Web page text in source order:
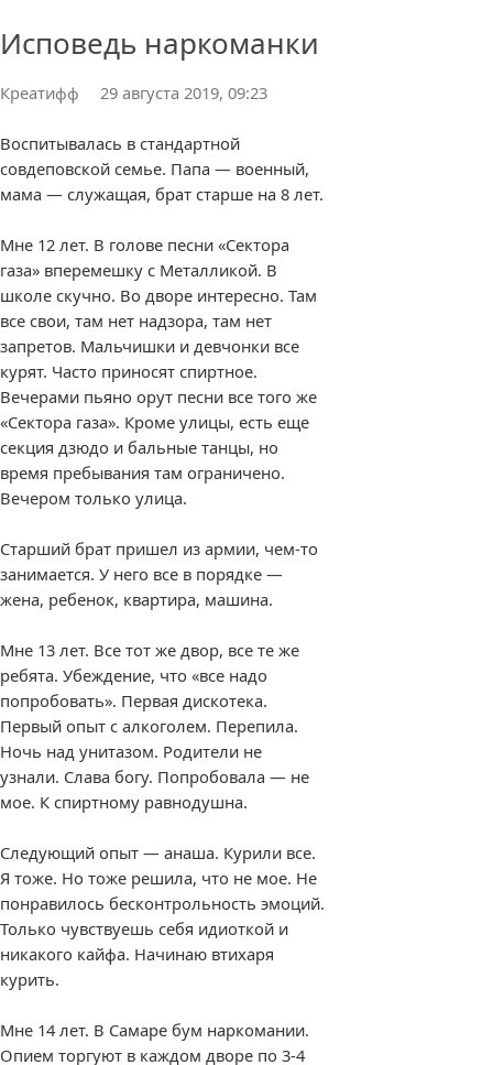
Исповедь наркоманки
Креатифф 29 августа 2019, 09:23
Воспитывалась в стандартной
совдеповской семье. Папа — военный,
мама — служащая, брат старше на 8 лет.
Мне 12 лет. В голове песни «Сектора
газа» вперемешку с Металликой. В
школе скучно. Во дворе интересно. Там
все свои, там нет надзора, там нет
запретов. Мальчишки и девчонки все
курят. Часто приносят спиртное.
Вечерами пьяно орут песни все того же
«Сектора газа». Кроме улицы, есть еще
секция дзюдо и бальные танцы, но
время пребывания там ограничено.
Вечером только улица.
Старший брат пришел из армии, чем-то
занимается. У него все в порядке —
жена, ребенок, квартира, машина.
Мне 13 лет. Все тот же двор, все те же
ребята. Убеждение, что «все надо
попробовать». Первая дискотека.
Первый опыт с алкоголем. Перепила.
Ночь над унитазом. Родители не
узнали. Слава богу. Попробовала — не
мое. К спиртному равнодушна.
Следующий опыт — анаша. Курили все.
Я тоже. Но тоже решила, что не мое. Не
понравилось бесконтрольность эмоций.
Только чувствуешь себя идиоткой и
никакого кайфа. Начинаю втихаря
курить.
Мне 14 лет. В Самаре бум наркомании.
Опием торгуют в каждом дворе по 3-4